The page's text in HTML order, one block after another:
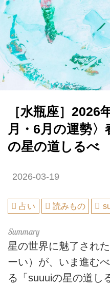
［水瓶座］2026
月・6月の運勢
の星の道しるべ
2026-03-19
占い 読みもの
星の世界に魅了され
ーい）が、いま進む
る「suuuiの星の道し